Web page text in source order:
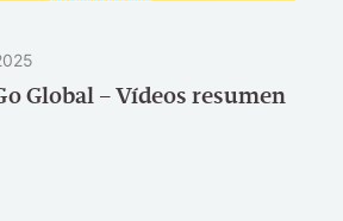
Global – Vídeos resumen